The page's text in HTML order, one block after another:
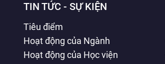
TIN TỨC - SỰ KIỆN
Tiêu điểm
Hoạt động của Ngành
Hoạt động của Học viện